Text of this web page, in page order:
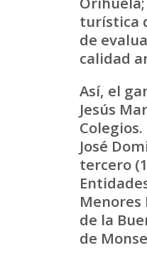
turística
de
calidad
Así, el
Jesús
José
tercero
Menores
de la
de